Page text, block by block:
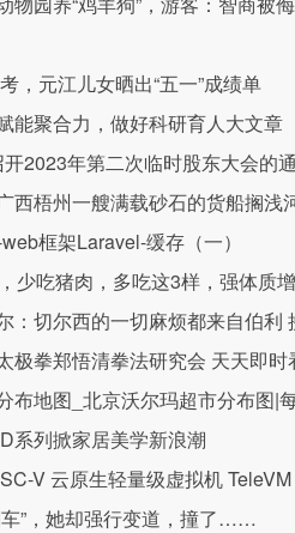
，元江儿女晒出“五一”成绩单
能聚合力，做好科研育人大文章
2023年第二次临时股东大会的
西梧州一艘满载砂石的货船搁
框架Laravel-缓存（一）
少吃猪肉，多吃这3样，强体质
：切尔西的一切麻烦都来自伯利
极拳郑悟清拳法研究会 天天即时
布地图_北京沃尔玛超市分布图|
系列掀家居美学新浪潮
V 云原生轻量级虚拟机
车”，她却强行变道，撞了……